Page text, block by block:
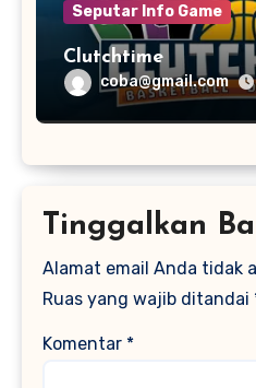
Seputar Info Game
Clutchtime
coba@gmail.com
Tinggalkan
Alamat email Anda tidak
Ruas yang wajib ditandai
Komentar *